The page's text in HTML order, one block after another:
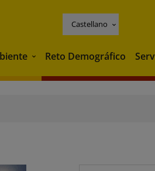
Castellano
Medio Ambiente
Reto Demográfico